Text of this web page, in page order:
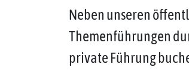
Neben unseren
Themenführungen
private Führung